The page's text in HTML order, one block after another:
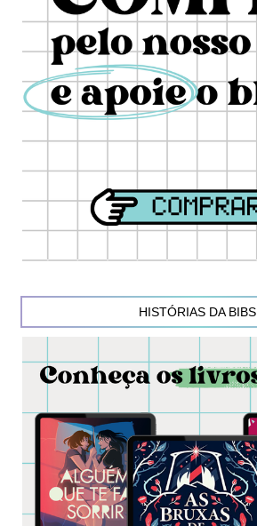
HISTÓRIAS DA BIBS